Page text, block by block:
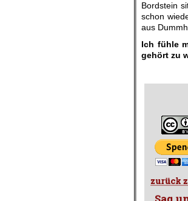
Bordstein
schon
aus
Ich fühle
gehört zu